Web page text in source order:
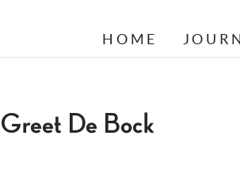
HOME
Greet De Bock